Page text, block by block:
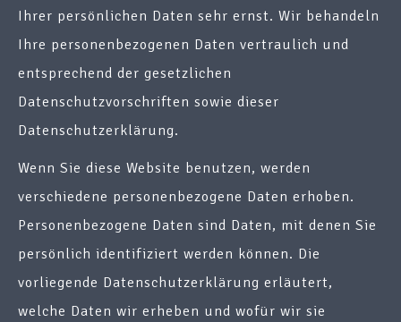
Ihrer persönlichen Daten sehr ernst. Wir behandeln
Ihre personenbezogenen Daten vertraulich und
entsprechend der gesetzlichen
Datenschutzvorschriften sowie dieser
Datenschutzerklärung.
Wenn Sie diese Website benutzen, werden
verschiedene personenbezogene Daten erhoben.
Personenbezogene Daten sind Daten, mit denen Sie
persönlich identifiziert werden können. Die
vorliegende Datenschutzerklärung erläutert,
welche Daten wir erheben und wofür wir sie